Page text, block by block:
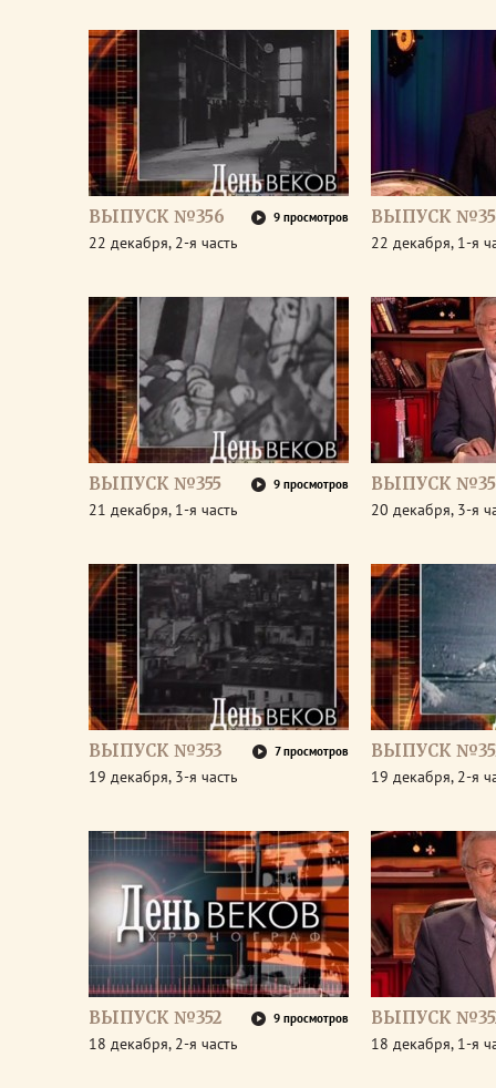
ВЫПУСК №356 9 просмотров
22 декабря, 2-я часть
ВЫПУСК
22 декабря, 1-я
ВЫПУСК №355 9 просмотров
21 декабря, 1-я часть
ВЫПУСК
20 декабря, 3-я
ВЫПУСК №353 7 просмотров
19 декабря, 3-я часть
ВЫПУСК
19 декабря, 2-я
ВЫПУСК №352 9 просмотров
18 декабря, 2-я часть
ВЫПУСК
18 декабря, 1-я